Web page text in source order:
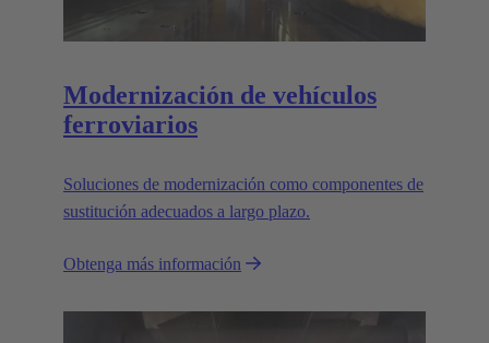
Modernización de vehículos
ferroviarios
Soluciones de modernización como componentes de
sustitución adecuados a largo plazo.
Obtenga más información